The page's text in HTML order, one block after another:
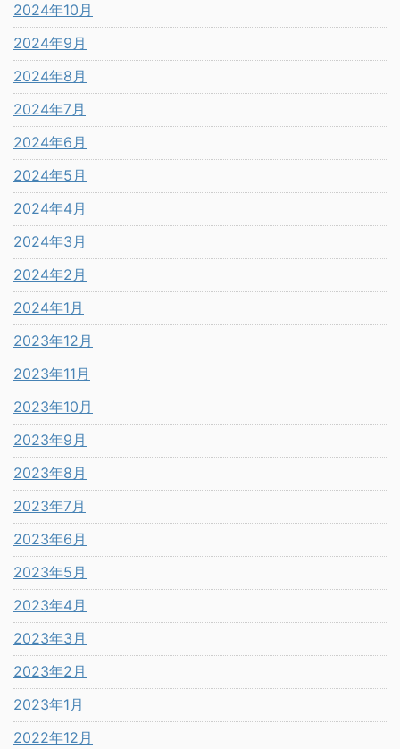
2024年10月
2024年9月
2024年8月
2024年7月
2024年6月
2024年5月
2024年4月
2024年3月
2024年2月
2024年1月
2023年12月
2023年11月
2023年10月
2023年9月
2023年8月
2023年7月
2023年6月
2023年5月
2023年4月
2023年3月
2023年2月
2023年1月
2022年12月